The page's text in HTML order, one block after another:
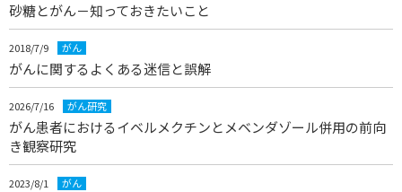
砂糖とがん－知っておきたいこと
2018/7/9 がん
がんに関するよくある迷信と誤解
2026/7/16 がん研究
がん患者におけるイベルメクチンとメベンダゾール併用の前向
き観察研究
2023/8/1 がん